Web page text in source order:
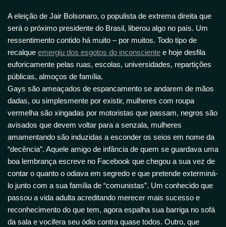
A eleição de Jair Bolsonaro, o populista de extrema direita que
será o próximo presidente do Brasil, liberou algo no país. Um
ressentimento contido há muito – por muitos. Todo tipo de
recalque emergiu dos esgotos do inconsciente e hoje desfila
euforicamente pelas ruas, escolas, universidades, repartições
públicas, almoços de família.
Gays são ameaçados de espancamento se andarem de mãos
dadas, ou simplesmente por existir, mulheres com roupa
vermelha são xingadas por motoristas que passam, negros são
avisados que devem voltar para a senzala, mulheres
amamentando são induzidas a esconder os seios em nome da
“decência”. Aquele amigo de infância de quem se guardava uma
boa lembrança escreve no Facebook que chegou a sua vez de
contar o quanto o odiava em segredo e que pretende exterminá-
lo junto com a sua família de “comunistas”. Um conhecido que
passou a vida adulta acreditando merecer mais sucesso e
reconhecimento do que tem, agora espalha sua barriga no sofá
da sala e vocifera seu ódio contra quase todos. Outro, que